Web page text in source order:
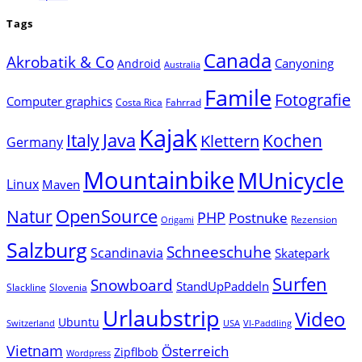
Tags
Akrobatik & Co Android Australia Canada Canyoning
Computer graphics Costa Rica Fahrrad Famile Fotografie
Germany Italy Java Kajak Klettern Kochen
Linux Maven MountainbikeMUnicycle
NaturOpenSource Origami PHP Postnuke Rezension
SalzburgScandinavia Schneeschuhe Skatepark
Slackline Slovenia Snowboard StandUpPaddeln Surfen
Switzerland Ubuntu Urlaubstrip USA VI-Paddling Video
Vietnam Wordpress Zipflbob Österreich